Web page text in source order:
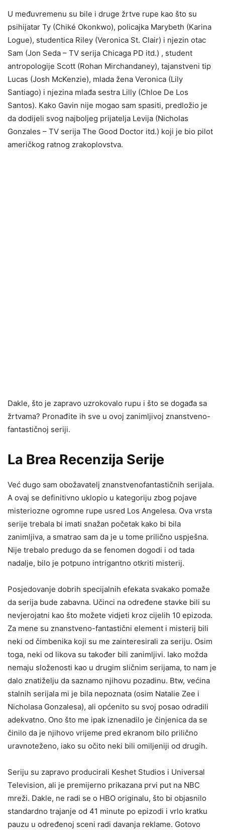
U međuvremenu su bile i druge žrtve rupe kao što su
psihijatar Ty (Chiké Okonkwo), policajka Marybeth (Karina
Logue), studentica Riley (Veronica St. Clair) i njezin otac
Sam (Jon Seda – TV serija Chicaga PD itd.) , student
antropologije Scott (Rohan Mirchandaney), tajanstveni tip
Lucas (Josh McKenzie), mlada žena Veronica (Lily
Santiago) i njezina mlađa sestra Lilly (Chloe De Los
Santos). Kako Gavin nije mogao sam spasiti, predložio je
da dodijeli svog najboljeg prijatelja Levija (Nicholas
Gonzales – TV serija The Good Doctor itd.) koji je bio pilot
američkog ratnog zrakoplovstva.
Dakle, što je zapravo uzrokovalo rupu i što se događa sa
žrtvama? Pronađite ih sve u ovoj zanimljivoj znanstveno-
fantastičnoj seriji.
La Brea Recenzija Serije
Već dugo sam obožavatelj znanstvenofantastičnih serijala.
A ovaj se definitivno uklopio u kategoriju zbog pojave
misteriozne ogromne rupe usred Los Angelesa. Ova vrsta
serije trebala bi imati snažan početak kako bi bila
zanimljiva, a smatrao sam da je u tome prilično uspješna.
Nije trebalo predugo da se fenomen dogodi i od tada
nadalje, bilo je potpuno intrigantno otkriti misterij.
Posjedovanje dobrih specijalnih efekata svakako pomaže
da serija bude zabavna. Učinci na određene stavke bili su
nevjerojatni kao što možete vidjeti kroz cijelih 10 epizoda.
Za mene su znanstveno-fantastični element i misterij bili
neki od čimbenika koji su me zainteresirali za seriju. Osim
toga, neki od likova su također bili zanimljivi. Iako možda
nemaju složenosti kao u drugim sličnim serijama, to nam je
dalo znatiželju da saznamo njihovu pozadinu. Btw, većina
stalnih serijala mi je bila nepoznata (osim Natalie Zee i
Nicholasa Gonzalesa), ali općenito su svoj posao odradili
adekvatno. Ono što me ipak iznenadilo je činjenica da se
činilo da je njihovo vrijeme pred ekranom bilo prilično
uravnoteženo, iako su očito neki bili omiljeniji od drugih.
Seriju su zapravo producirali Keshet Studios i Universal
Television, ali je premijerno prikazana prvi put na NBC
mreži. Dakle, ne radi se o HBO originalu, što bi objasnilo
standardno trajanje od 41 minute po epizodi i vrlo kratku
pauzu u određenoj sceni radi davanja reklame. Gotovo